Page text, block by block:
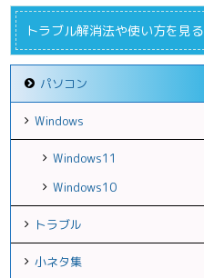
トラブル解消法や使い方を見る
パソコン
Windows
Windows11
Windows10
トラブル
小ネタ集